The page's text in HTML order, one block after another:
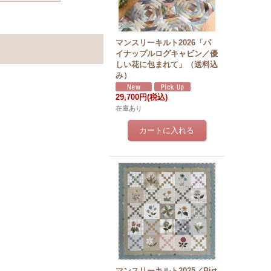
マンスリーキルト2026「パ
イナップルログキャビン／優
しい花に包まれて」（送料込
み）
29,700円(税込)
在庫あり